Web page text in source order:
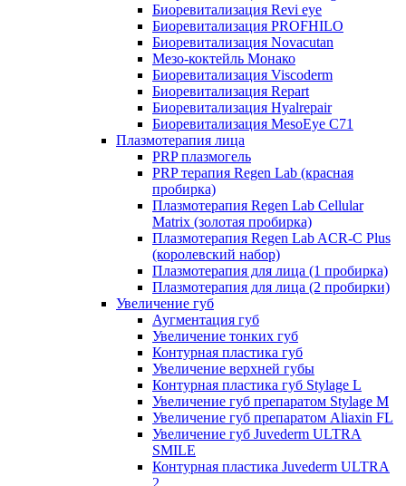
Биоревитализация Revi eye
Биоревитализация PROFHILO
Биоревитализация Novacutan
Мезо-коктейль Монако
Биоревитализация Viscoderm
Биоревитализация Repart
Биоревитализация Hyalrepair
Биоревитализация MesoEye C71
Плазмотерапия лица
PRP плазмогель
PRP терапия Regen Lab (красная
пробирка)
Плазмотерапия Regen Lab Cellular
Matrix (золотая пробирка)
Плазмотерапия Regen Lab ACR-C Plus
(королевский набор)
Плазмотерапия для лица (1 пробирка)
Плазмотерапия для лица (2 пробирки)
Увеличение губ
Аугментация губ
Увеличение тонких губ
Контурная пластика губ
Увеличение верхней губы
Контурная пластика губ Stylage L
Увеличение губ препаратом Stylage M
Увеличение губ препаратом Aliaxin FL
Увеличение губ Juvederm ULTRA
SMILE
Контурная пластика Juvederm ULTRA
2